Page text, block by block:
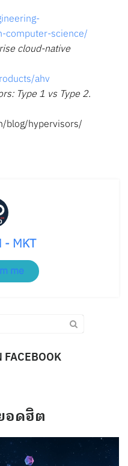
computer-science/
cloud-native
ahv
Type 1 vs Type 2.
blog/hypervisors/
- MKT
me
FACEBOOK
อดฮิต